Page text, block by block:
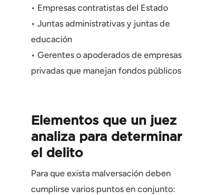
• Empresas contratistas del Estado
• Juntas administrativas y juntas de
educación
• Gerentes o apoderados de empresas
privadas que manejan fondos públicos
Elementos que un juez
analiza para determinar
el delito
Para que exista malversación deben
cumplirse varios puntos en conjunto: